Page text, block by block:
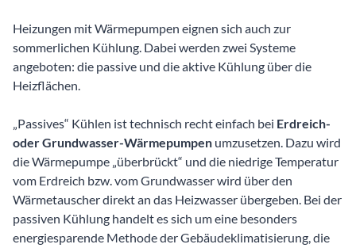
Heizungen mit Wärmepumpen eignen sich auch zur
sommerlichen Kühlung. Dabei werden zwei Systeme
angeboten: die passive und die aktive Kühlung über die
Heizflächen.
„Passives“ Kühlen ist technisch recht einfach bei Erdreich-
oder Grundwasser-Wärmepumpen umzusetzen. Dazu wird
die Wärmepumpe „überbrückt“ und die niedrige Temperatur
vom Erdreich bzw. vom Grundwasser wird über den
Wärmetauscher direkt an das Heizwasser übergeben. Bei der
passiven Kühlung handelt es sich um eine besonders
energiesparende Methode der Gebäudeklimatisierung, die